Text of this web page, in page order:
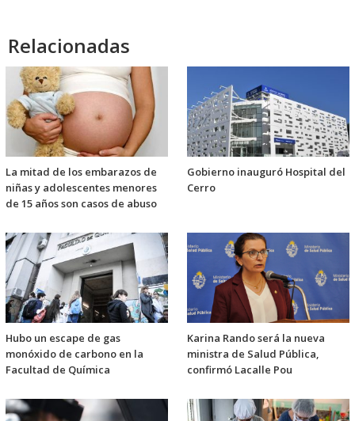
Relacionadas
La mitad de los embarazos de
niñas y adolescentes menores
de 15 años son casos de abuso
Gobierno inauguró Hospital del
Cerro
Hubo un escape de gas
monóxido de carbono en la
Facultad de Química
Karina Rando será la nueva
ministra de Salud Pública,
confirmó Lacalle Pou